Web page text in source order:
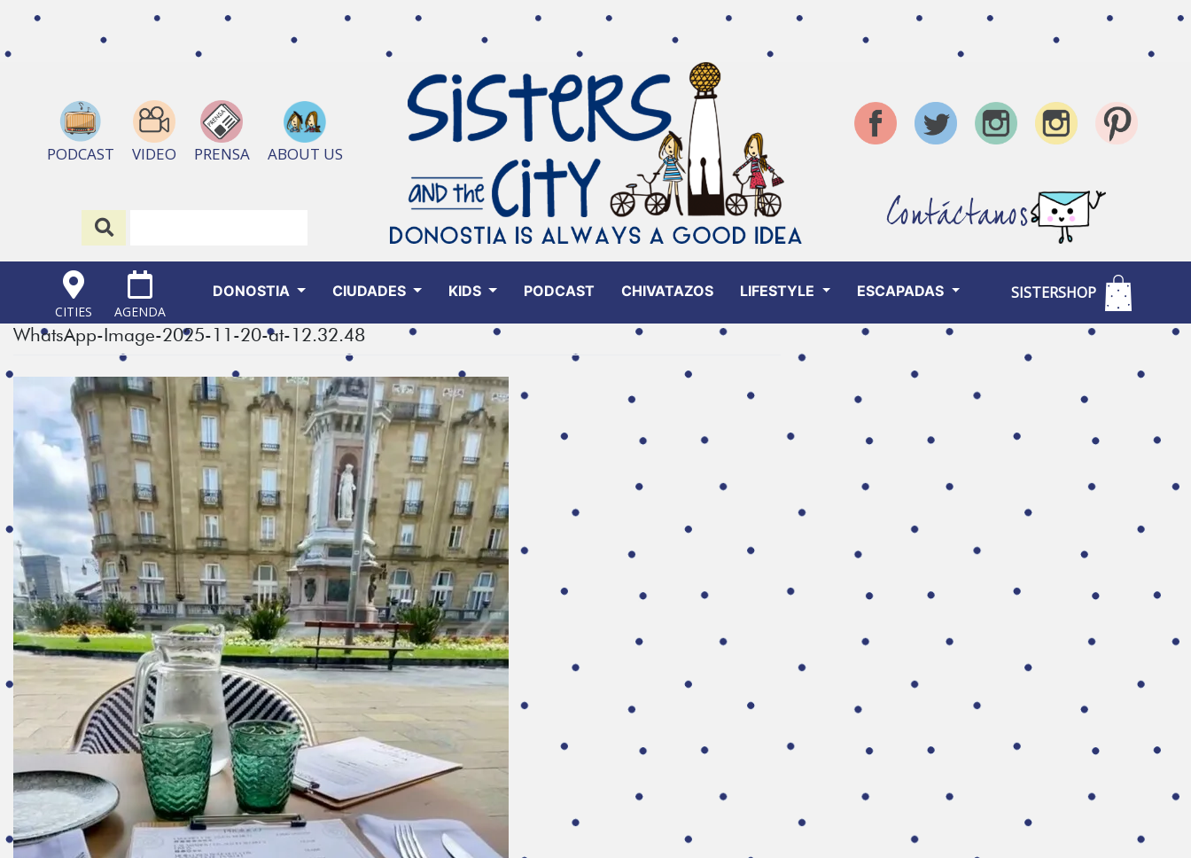
PODCAST VIDEO PRENSA ABOUT US
Contáctanos
CITIES AGENDA
DONOSTIA CIUDADES KIDS PODCAST CHIVATAZOS LIFESTYLE ESCAPADAS SISTERSHOP
WhatsApp-Image-2025-11-20-at-12.32.48